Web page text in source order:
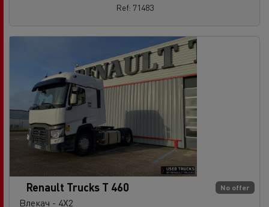
Ref: 71483
No offer
Renault Trucks T 460
Влекач - 4X2